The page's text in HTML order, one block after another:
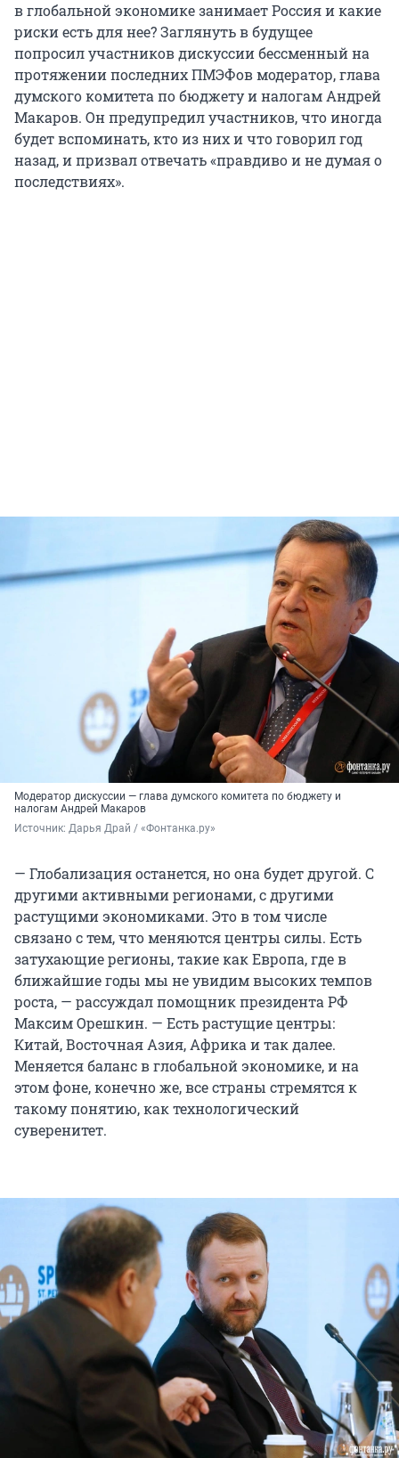
в глобальной экономике занимает Россия и какие
риски есть для нее? Заглянуть в будущее
попросил участников дискуссии бессменный на
протяжении последних ПМЭФов модератор, глава
думского комитета по бюджету и налогам Андрей
Макаров. Он предупредил участников, что иногда
будет вспоминать, кто из них и что говорил год
назад, и призвал отвечать «правдиво и не думая о
последствиях».
Модератор дискуссии — глава думского комитета по бюджету и
налогам Андрей Макаров
Источник: Дарья Драй / «Фонтанка.ру»
— Глобализация останется, но она будет другой. С
другими активными регионами, с другими
растущими экономиками. Это в том числе
связано с тем, что меняются центры силы. Есть
затухающие регионы, такие как Европа, где в
ближайшие годы мы не увидим высоких темпов
роста, — рассуждал помощник президента РФ
Максим Орешкин. — Есть растущие центры:
Китай, Восточная Азия, Африка и так далее.
Меняется баланс в глобальной экономике, и на
этом фоне, конечно же, все страны стремятся к
такому понятию, как технологический
суверенитет.